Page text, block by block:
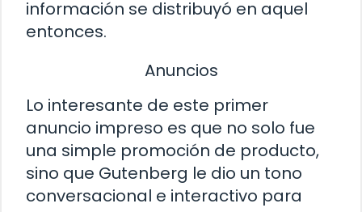
información se distribuyó en aquel
entonces.
Anuncios
Lo interesante de este primer
anuncio impreso es que no solo fue
una simple promoción de producto,
sino que Gutenberg le dio un tono
conversacional e interactivo para